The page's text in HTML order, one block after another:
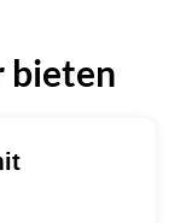
bieten